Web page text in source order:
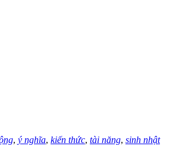
, ý nghĩa, kiến thức, tài năng, sinh nhật